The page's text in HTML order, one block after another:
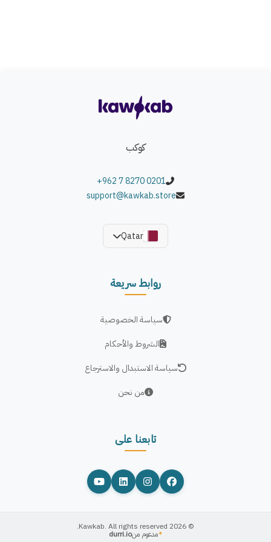
اللون الخشبي الطبيعي مع غطاء أبيض و شفاف.
كوكب
+962 7 8270 0201
support@kawkab.store
Qatar
روابط سريعة
سياسة الخصوصية
الشروط والأحكام
سياسة الاستبدال والاسترجاع
من نحن
تابعنا على
© 2026 Kawkab. All rights reserved.
✦مدعوم منdurri.io